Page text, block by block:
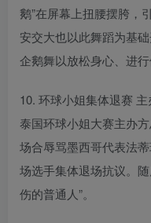
鹅”在屏幕上扭腰摆胯，
安交大也以此舞蹈为基
企鹅舞以放松身心、进行
10. 环球小姐集体退赛
泰国环球小姐大赛主办
场合辱骂墨西哥代表法蒂
场选手集体退场抗议。
伤的普通人”。